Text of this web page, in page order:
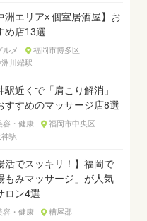
洲エリア× 個室居酒屋】お
め店13選
ルメ
福岡市博多区
洲川端駅
駅近くで「肩こり解消」
すすめのマッサージ店8選
容・健康
福岡市中央区
神駅
活でスッキリ！】福岡で
もみマッサージ」が人気
ロン4選
容・健康 糟屋郡